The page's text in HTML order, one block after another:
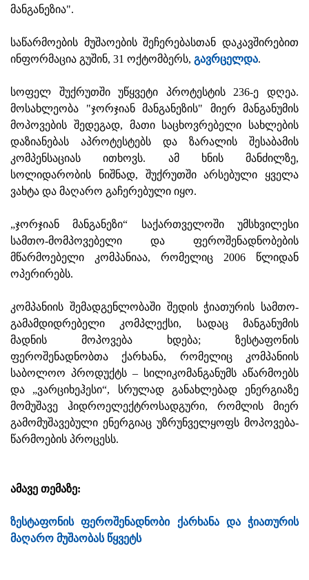
მანგანეზია".
საწარმოების მუშაოების შეჩერებასთან დაკავშირებით
ინფორმაცია გუშინ, 31 ოქტომბერს, გავრცელდა.
სოფელ შუქრუთში უწყვეტი პროტესტის 236-ე დღეა.
მოსახლეობა "ჯორჯიან მანგანეზის" მიერ მანგანუმის
მოპოვების შედეგად, მათი საცხოვრებელი სახლების
დაზიანებას აპროტესტებს და ზარალის შესაბამის
კომპენსაციას ითხოვს. ამ ხნის მანძილზე,
სოლიდარობის ნიშნად, შუქრუთში არსებული ყველა
ვახტა და მაღარო გაჩერებული იყო.
„ჯორჯიან მანგანეზი“ საქართველოში უმსხვილესი
სამთო-მომპოვებელი და ფეროშენადნობების
მწარმოებელი კომპანიაა, რომელიც 2006 წლიდან
ოპერირებს.
კომპანიის შემადგენლობაში შედის ჭიათურის სამთო-
გამამდიდრებელი კომპლექსი, სადაც მანგანუმის
მადნის მოპოვება ხდება; ზესტაფონის
ფეროშენადნობთა ქარხანა, რომელიც კომპანიის
საბოლოო პროდუქტს – სილიკომანგანუმს აწარმოებს
და „ვარციხეჰესი“, სრულად განახლებად ენერგიაზე
მომუშავე ჰიდროელექტროსადგური, რომლის მიერ
გამომუშავებული ენერგიაც უზრუნველყოფს მოპოვება-
წარმოების პროცესს.
ამავე თემაზე:
ზესტაფონის ფეროშენადნობი ქარხანა და ჭიათურის
მაღარო მუშაობას წყვეტს